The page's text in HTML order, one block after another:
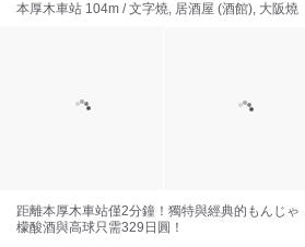
本厚木車站 104m / 文字燒, 居酒屋 (酒館), 大阪燒
距離本厚木車站僅2分鐘！獨特與經典的もんじゃ
檬酸酒與高球只需329日圓！